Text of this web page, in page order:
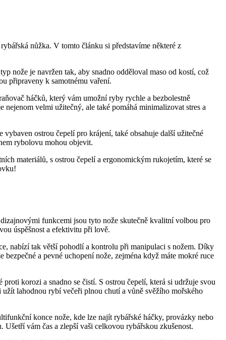
nůžka. V tomto článku ⁤si představíme některé z
nože je navržen ​tak, aby snadno odděloval maso od kostí, což
připraveny k ‍samotnému vaření.
háčků, který vám umožní ryby rychle ‍a bezbolestně⁢
nejenom velmi užitečný, ale také pomáhá minimalizovat ⁣stres a
ostrou čepelí pro krájení, také obsahuje další užitečné
rybolovu mohou objevit.
materiálů, s ostrou čepelí a⁢ ergonomickým rukojetím, které se
funkcemi jsou tyto‌ nože ⁤skutečně kvalitní volbou⁢ pro
úspěšnost a efektivitu při ‌lově.
nabízí tak větší pohodlí a kontrolu při manipulaci s‍ nožem. Díky
a pevné uchopení nože, zejména když máte ⁣mokré ruce⁢
korozi a snadno se čistí. ‍S ostrou čepelí, která si⁤ udržuje svou
lahodnou rybí ‌večeři plnou chutí ⁢a vůně svěžího mořského
konce‍ nože, kde lze‌ najít rybářské háčky, provázky nebo
vám​ čas a⁣ zlepší vaši celkovou rybářskou zkušenost.